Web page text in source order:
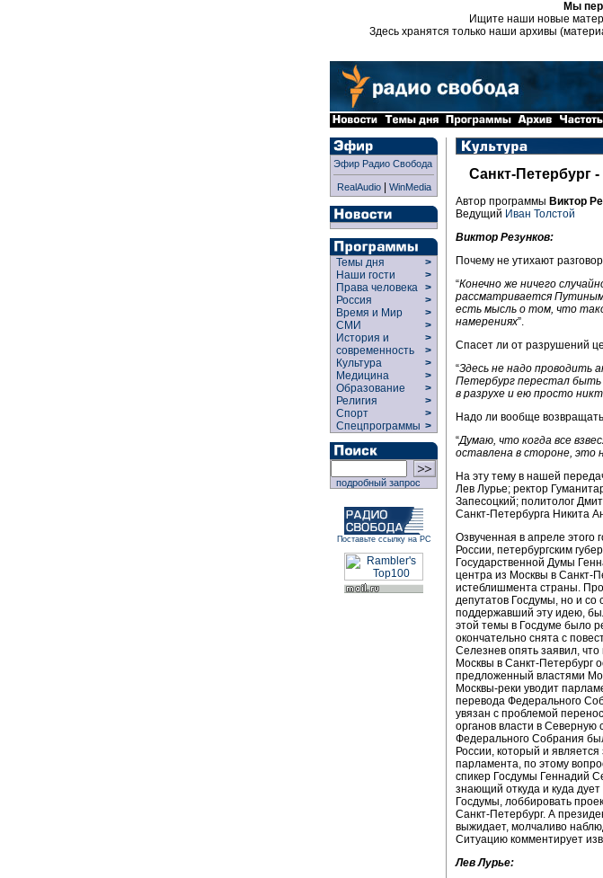
Мы
Ищите наши новые
Здесь хранятся только наши архивы
Эфир Радио Свобода
RealAudio| WinMedia
Темы дня
>
Наши гости
>
Права человека >
Россия
>
Время и Мир
>
СМИ
>
История и
современность
>
>
Культура
>
Медицина
>
Образование
>
Религия
>
Спорт
>
Спецпрограммы >
подробный запрос
Поставьте ссылку на РС
Санкт-Петербург
Автор программы Виктор
Ведущий Иван Толстой
Виктор Резунков:
Почему не утихают
“Конечно же ничего
рассматривается
есть мысль о том, что
намерениях”.
Спасет ли от разрушений
“Здесь не надо проводить
Петербург перестал
в разрухе и ею просто
Надо ли вообще
“Думаю, что когда все
оставлена в стороне, это
На эту тему в нашей
Лев Лурье; ректор
Запесоцкий; политолог
Санкт-Петербурга Никита
Озвученная в апреле этого
России, петербургским
Государственной Думы
центра из Москвы в Санкт-
истеблишмента страны.
депутатов Госдумы, но и
поддержавший эту идею,
этой темы в Госдуме было
окончательно снята с
Селезнев опять заявил,
Москвы в Санкт-Петербург
предложенный властями
Москвы-реки уводит
перевода Федерального
увязан с проблемой
органов власти в Северную
Федерального Собрания
России, который и является
парламента, по этому
спикер Госдумы Геннадий
знающий откуда и куда
Госдумы, лоббировать
Санкт-Петербург. А
выжидает, молчаливо
Ситуацию комментирует
Лев Лурье: